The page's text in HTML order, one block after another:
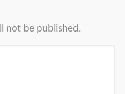
not be published.